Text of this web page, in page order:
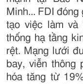
Minh... FDI
tạo việc làm và
thống hạ tầng
rệt. Mạng lưới
bay, viễn thông
hóa tăng từ